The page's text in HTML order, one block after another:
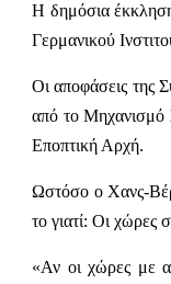
Η δημόσια
Γερμανικού
Οι αποφάσεις της
από το Μηχανισμό
Εποπτική Αρχή.
Ωστόσο ο Χανς-
το γιατί: Οι χώρες
«Αν οι χώρες με